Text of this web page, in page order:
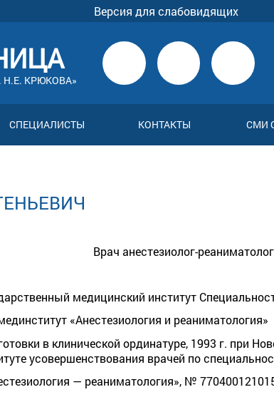
Версия для слабовидящих
КРЮКОВА»
СПЕЦИАЛИСТЫ КОНТАКТЫ СМИ
Врач анестезиолог-
медицинский институт
«Анестезиология и реаниматология»
в клинической ординатуре, 1993 г. при
усовершенствования врачей по
— реаниматология», №